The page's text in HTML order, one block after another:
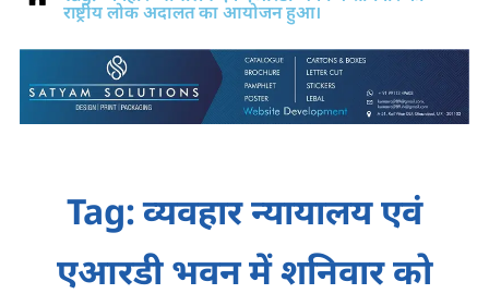
राष्ट्रीय लोक अदालत का आयोजन हुआ।
Tag: व्यवहार न्यायालय एवं
एआरडी भवन में शनिवार को